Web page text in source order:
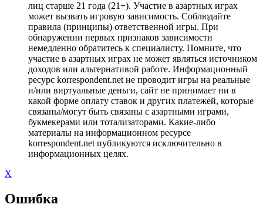
лиц старше 21 года (21+). Участие в азартных играх
может вызвать игровую зависимость. Соблюдайте
правила (принципы) ответственной игры. При
обнаружении первых признаков зависимости
немедленно обратитесь к специалисту. Помните, что
участие в азартных играх не может являться источником
доходов или альтернативой работе. Информационный
ресурс korrespondent.net не проводит игры на реальные
и/или виртуальные деньги, сайт не принимает ни в
какой форме оплату ставок и других платежей, которые
связаны/могут быть связаны с азартными играми,
букмекерами или тотализаторами. Какие-либо
материалы на информационном ресурсе
korrespondent.net публикуются исключительно в
информационных целях.
X
Ошибка